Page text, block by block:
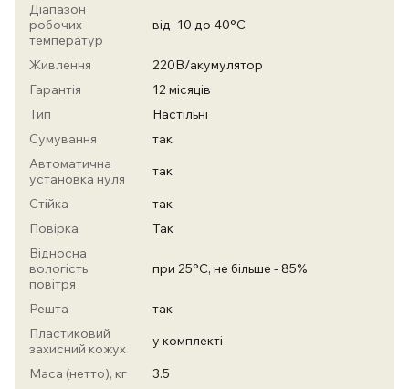
Діапазон
робочих
температур
від -10 до 40°С
Живлення
220В/акумулятор
Гарантія
12 місяців
Тип
Настільні
Сумування
так
Автоматична
установка нуля
так
Стійка
так
Повірка
Так
Відносна
вологість
повітря
при 25°С, не більше - 85%
Решта
так
Пластиковий
захисний кожух
у комплекті
Маса (нетто), кг
3.5